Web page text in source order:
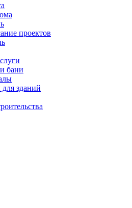
проектов
бани
зданий